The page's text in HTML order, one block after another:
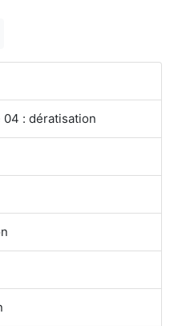
: dératisation